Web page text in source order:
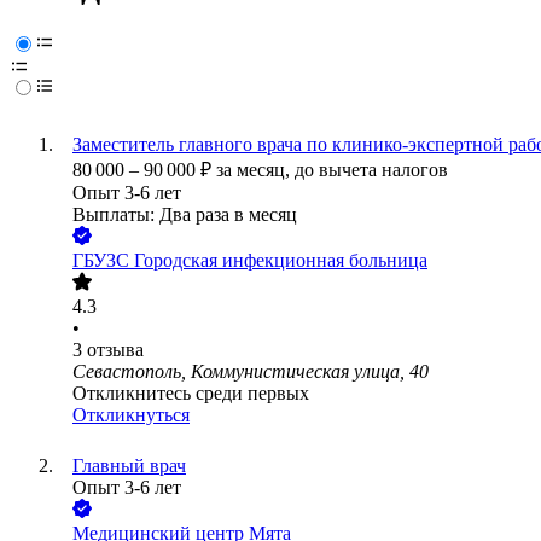
Заместитель главного врача по клинико-экспертной
80 000 – 90 000 ₽ за месяц, до вычета налогов
Опыт 3-6 лет
Выплаты: Два раза в месяц
ГБУЗС Городская инфекционная больница
4.3
•
3 отзыва
Севастополь, Коммунистическая улица, 40
Откликнитесь среди первых
Откликнуться
Главный врач
Опыт 3-6 лет
Медицинский центр Мята